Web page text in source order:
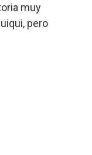
muy
pero